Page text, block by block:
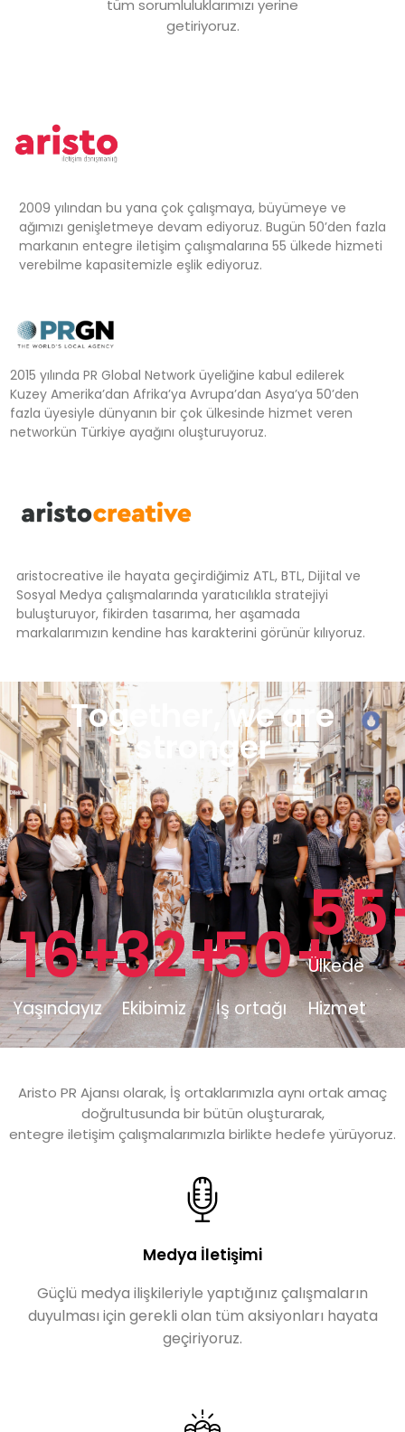
tüm sorumluluklarımızı yerine
getiriyoruz.
2009 yılından bu yana çok çalışmaya, büyümeye ve
ağımızı genişletmeye devam ediyoruz. Bugün 50’den fazla
markanın entegre iletişim çalışmalarına 55 ülkede hizmeti
verebilme kapasitemizle eşlik ediyoruz.
2015 yılında PR Global Network üyeliğine kabul edilerek
Kuzey Amerika’dan Afrika’ya Avrupa’dan Asya’ya 50’den
fazla üyesiyle dünyanın bir çok ülkesinde hizmet veren
networkün Türkiye ayağını oluşturuyoruz.
aristocreative ile hayata geçirdiğimiz ATL, BTL, Dijital ve
Sosyal Medya çalışmalarında yaratıcılıkla stratejiyi
buluşturuyor, fikirden tasarıma, her aşamada
markalarımızın kendine has karakterini görünür kılıyoruz.
Together, we are
stronger
Yaşındayız
16+
Ekibimiz
32+
İş ortağı
50+
Ülkede
Hizmet
55
Aristo PR Ajansı olarak, İş ortaklarımızla aynı ortak amaç
doğrultusunda bir bütün oluşturarak,
entegre iletişim çalışmalarımızla birlikte hedefe yürüyoruz.
Medya İletişimi
Güçlü medya ilişkileriyle yaptığınız çalışmaların
duyulması için gerekli olan tüm aksiyonları hayata
geçiriyoruz.